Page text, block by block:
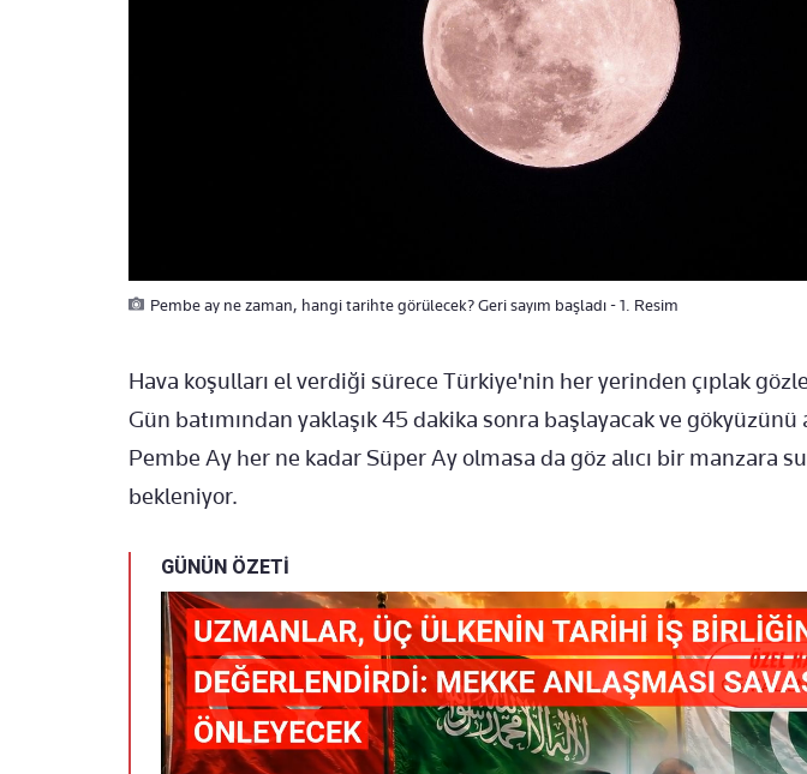
Pembe ay ne zaman, hangi tarihte görülecek? Geri sayım başladı - 1. Resim
Hava koşulları el verdiği sürece Türkiye'nin her yerinden çıplak
Gün batımından yaklaşık 45 dakika sonra başlayacak ve gökyüzünü
Pembe Ay her ne kadar Süper Ay olmasa da göz alıcı bir manzara
bekleniyor.
GÜNÜN ÖZETİ